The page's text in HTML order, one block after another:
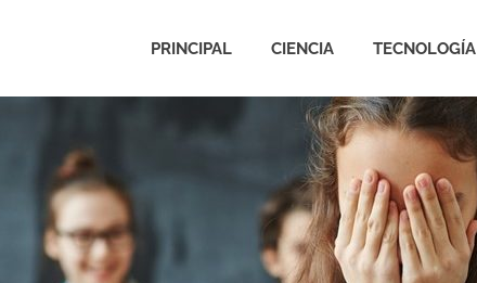
PRINCIPAL CIENCIA TECNOLOGÍA